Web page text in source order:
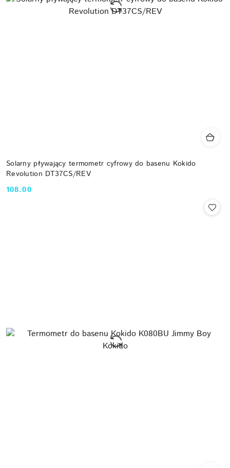
Solarny pływający termometr cyfrowy do basenu Kokido
Revolution DT37CS/REV
Cena:
108.00